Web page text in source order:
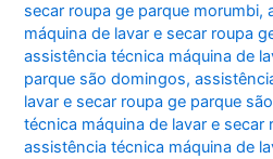
secar roupa ge parque morumbi,
máquina de lavar e secar roupa
assistência técnica máquina de
parque são domingos,
lavar e secar roupa ge parque
técnica máquina de lavar e secar
assistência técnica máquina de